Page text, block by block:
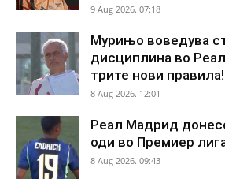
9 Aug 2026. 07:18
Мурињо воведува
дисциплина во
трите нови правила!
8 Aug 2026. 12:01
Реал Мадрид
оди во Премиер
8 Aug 2026. 09:43